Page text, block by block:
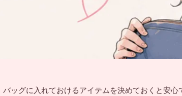
ッグに入れておけるアイテムを決めておくと安